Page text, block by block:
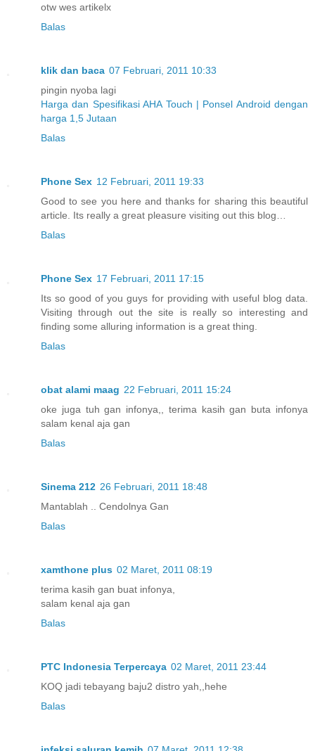
otw wes artikelx
Balas
klik dan baca 07 Februari, 2011 10:33
pingin nyoba lagi
Harga dan Spesifikasi AHA Touch | Ponsel Android dengan
harga 1,5 Jutaan
Balas
Phone Sex 12 Februari, 2011 19:33
Good to see you here and thanks for sharing this beautiful
article. Its really a great pleasure visiting out this blog…
Balas
Phone Sex 17 Februari, 2011 17:15
Its so good of you guys for providing with useful blog data.
Visiting through out the site is really so interesting and
finding some alluring information is a great thing.
Balas
obat alami maag 22 Februari, 2011 15:24
oke juga tuh gan infonya,, terima kasih gan buta infonya
salam kenal aja gan
Balas
Sinema 212 26 Februari, 2011 18:48
Mantablah .. Cendolnya Gan
Balas
xamthone plus 02 Maret, 2011 08:19
terima kasih gan buat infonya,
salam kenal aja gan
Balas
PTC Indonesia Terpercaya 02 Maret, 2011 23:44
KOQ jadi tebayang baju2 distro yah,,hehe
Balas